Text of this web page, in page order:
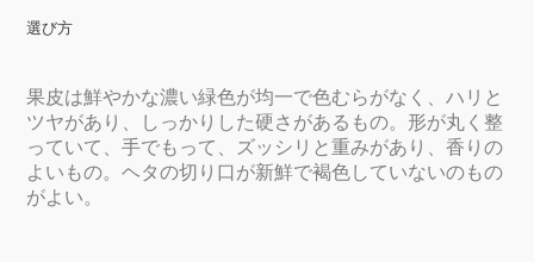
選び方
果皮は鮮やかな濃い緑色が均一で色むらがなく、ハリと
ツヤがあり、しっかりした硬さがあるもの。形が丸く整
っていて、手でもって、ズッシリと重みがあり、香りの
よいもの。ヘタの切り口が新鮮で褐色していないのもの
がよい。